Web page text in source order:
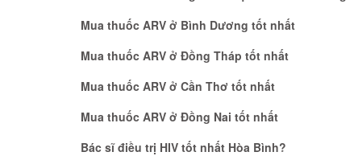
Mua thuốc ARV ở Bình Dương tốt nhất
Mua thuốc ARV ở Đồng Tháp tốt nhất
Mua thuốc ARV ở Cần Thơ tốt nhất
Mua thuốc ARV ở Đồng Nai tốt nhất
Bác sĩ điều trị HIV tốt nhất Hòa Bình?